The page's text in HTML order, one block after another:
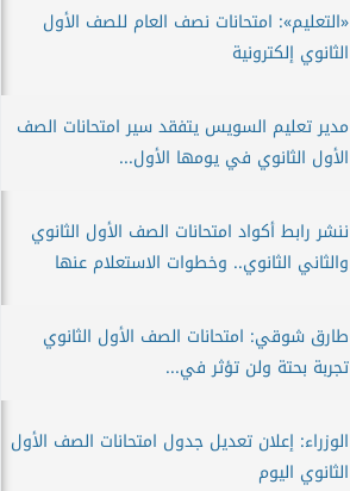
«التعليم»: امتحانات نصف العام للصف الأول
الثانوي إلكترونية
مدير تعليم السويس يتفقد سير امتحانات الصف
الأول الثانوي في يومها الأول...
ننشر رابط أكواد امتحانات الصف الأول الثانوي
والثاني الثانوي.. وخطوات الاستعلام عنها
طارق شوقي: امتحانات الصف الأول الثانوي
تجربة بحتة ولن تؤثر في...
الوزراء: إعلان تعديل جدول امتحانات الصف الأول
الثانوي اليوم